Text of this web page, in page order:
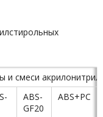
и смеси
ABS-
GF20
ABS+PC